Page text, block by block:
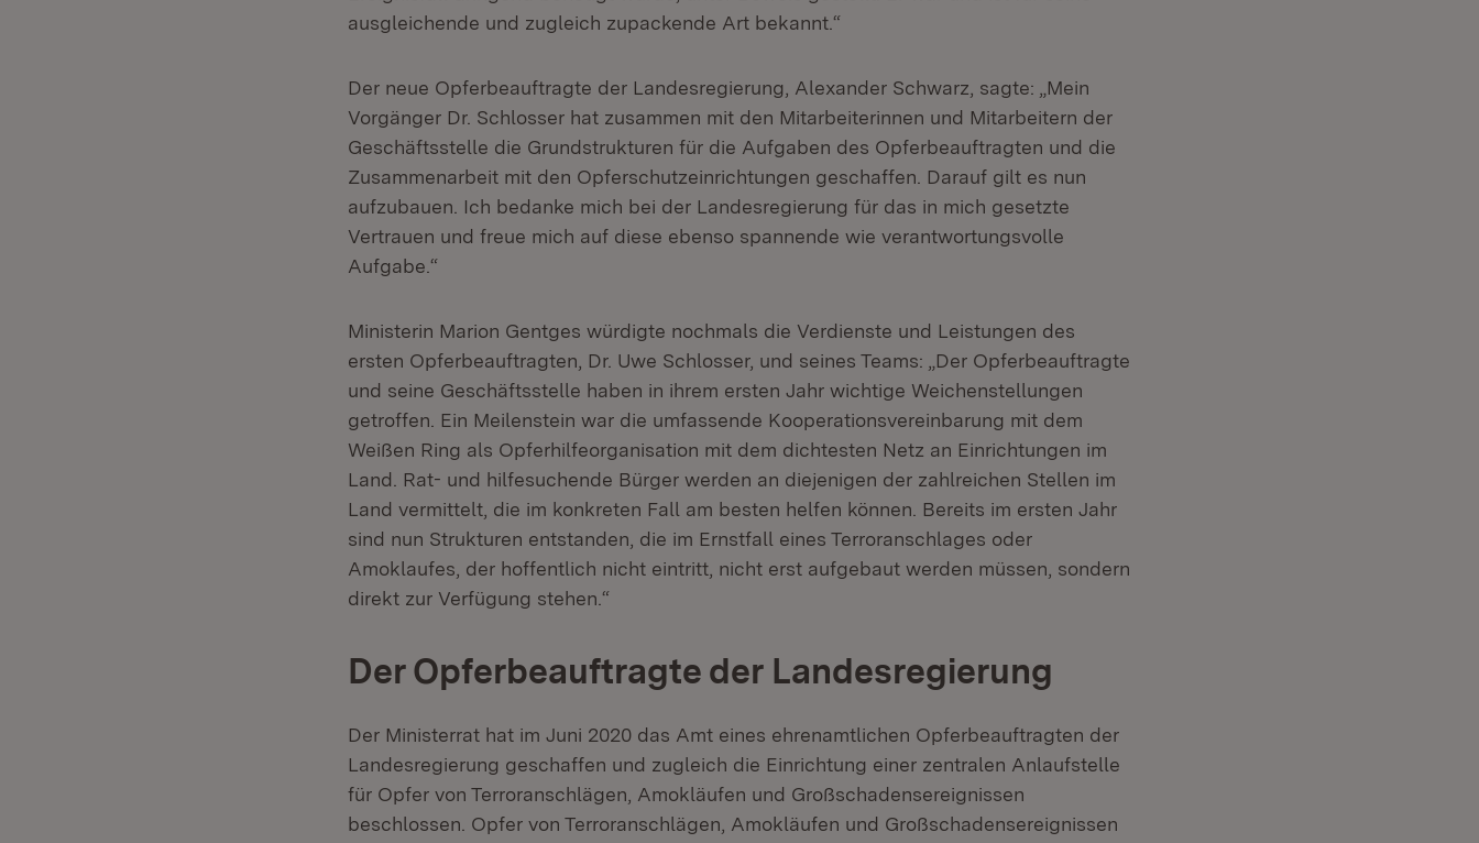
ausgleichende und zugleich zupackende Art bekannt.“
Der neue Opferbeauftragte der Landesregierung, Alexander Schwarz, sagte: „Mein
Vorgänger Dr. Schlosser hat zusammen mit den Mitarbeiterinnen und Mitarbeitern der
Geschäftsstelle die Grundstrukturen für die Aufgaben des Opferbeauftragten und die
Zusammenarbeit mit den Opferschutzeinrichtungen geschaffen. Darauf gilt es nun
aufzubauen. Ich bedanke mich bei der Landesregierung für das in mich gesetzte
Vertrauen und freue mich auf diese ebenso spannende wie verantwortungsvolle
Aufgabe.“
Ministerin Marion Gentges würdigte nochmals die Verdienste und Leistungen des
ersten Opferbeauftragten, Dr. Uwe Schlosser, und seines Teams: „Der Opferbeauftragte
und seine Geschäftsstelle haben in ihrem ersten Jahr wichtige Weichenstellungen
getroffen. Ein Meilenstein war die umfassende Kooperationsvereinbarung mit dem
Weißen Ring als Opferhilfeorganisation mit dem dichtesten Netz an Einrichtungen im
Land. Rat- und hilfesuchende Bürger werden an diejenigen der zahlreichen Stellen im
Land vermittelt, die im konkreten Fall am besten helfen können. Bereits im ersten Jahr
sind nun Strukturen entstanden, die im Ernstfall eines Terroranschlages oder
Amoklaufes, der hoffentlich nicht eintritt, nicht erst aufgebaut werden müssen, sondern
direkt zur Verfügung stehen.“
Der Opferbeauftragte der Landesregierung
Der Ministerrat hat im Juni 2020 das Amt eines ehrenamtlichen Opferbeauftragten der
Landesregierung geschaffen und zugleich die Einrichtung einer zentralen Anlaufstelle
für Opfer von Terroranschlägen, Amokläufen und Großschadensereignissen
beschlossen. Opfer von Terroranschlägen, Amokläufen und Großschadensereignissen